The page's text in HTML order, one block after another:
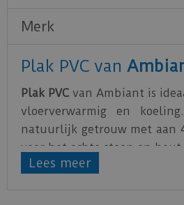
Merk
Plak PVC van
Plak PVC van Ambiant is
vloerverwarmig en
natuurlijk getrouw met aan
voor het echte steen en hout
PVC van Ambiant is
Lees meer